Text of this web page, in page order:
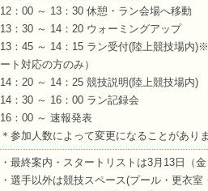
12：00 ～ 13：30 休憩・ラン会場へ移動
13：30 ～ 14：20 ウォーミングアップ
13：45 ～ 14：15 ラン受付(陸上競技場内
ート対応の方のみ）
14：20 ～ 14：25 競技説明(陸上競技場内)
14：30 ～ 16：00 ラン記録会
16：00 ～ 速報発表
＊参加人数によって変更になることがあり
・最終案内・スタートリストは3月13日（
・選手以外は競技スペース(プール・更衣